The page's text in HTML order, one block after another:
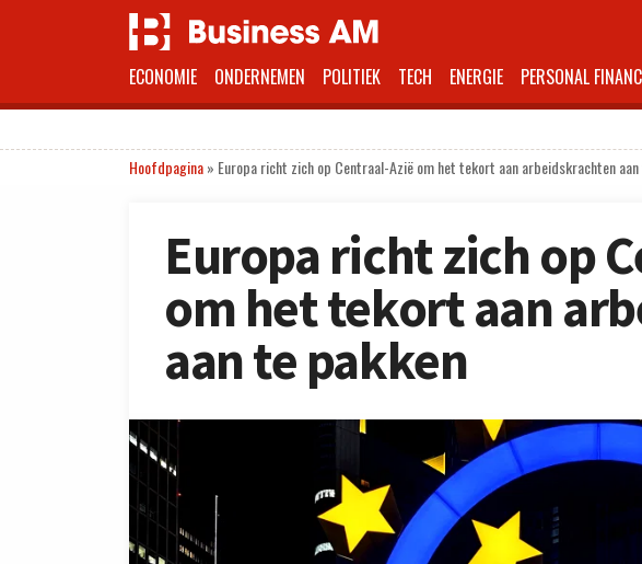
ECONOMIE ONDERNEMEN POLITIEK TECH ENERGIE PERSONAL
Hoofdpagina» Europa richt zich op Centraal-Azië om het tekort aan arbeidskrachten
Europa richt zich op
om het tekort aan
aan te pakken